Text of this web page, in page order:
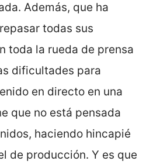
Además, que ha
todas sus
toda la rueda de prensa
dificultades para
en directo en una
que no está pensada
haciendo hincapié
de producción. Y es que